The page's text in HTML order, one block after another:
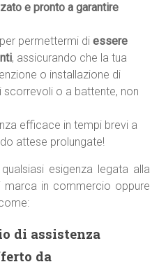
e pronto a garantire
permettermi diessere
, assicurando che la tua
o installazione di
o a battente, non
efficace in tempi brevi a
attese prolungate!
esigenza legata alla
marca in commercio oppure
di assistenza
da